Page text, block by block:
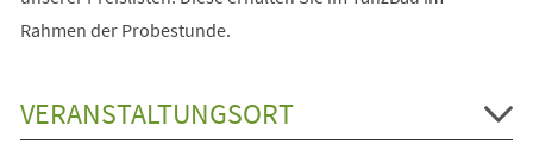
Rahmen der Probestunde.
VERANSTALTUNGSORT